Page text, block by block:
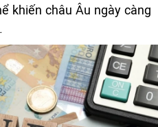
khiến châu Âu ngày càng